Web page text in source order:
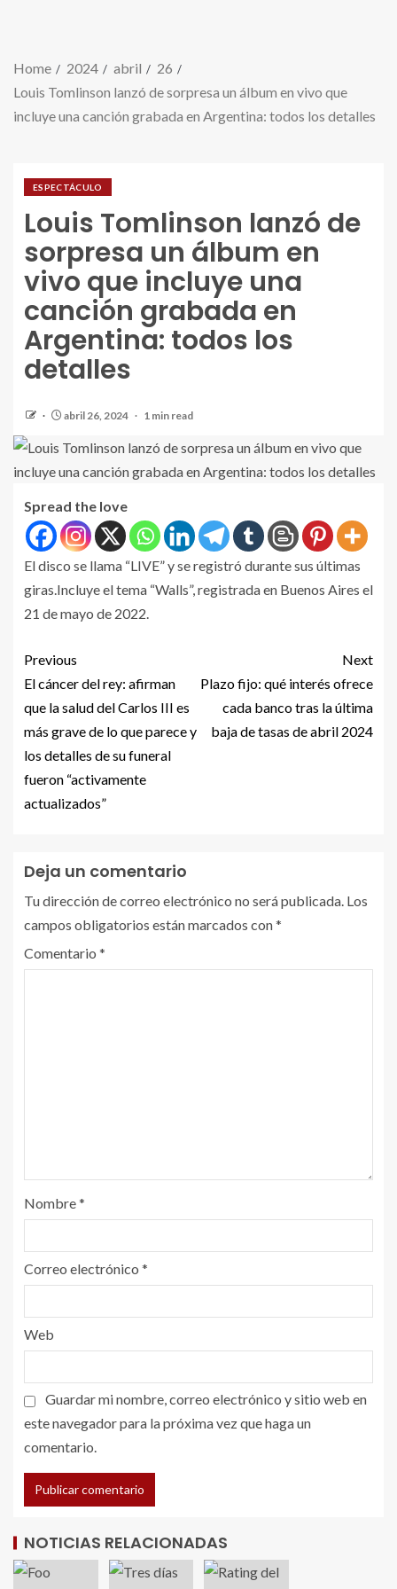
Home 2024 abril
26
Louis Tomlinson lanzó de sorpresa un álbum en vivo que
incluye una canción grabada en Argentina: todos los detalles
ESPECTÁCULO
Louis Tomlinson lanzó de
sorpresa un álbum en
vivo que incluye una
canción grabada en
Argentina: todos los
detalles
abril 26, 2024 1 min read
Spread the love
El disco se llama “LIVE” y se registró durante sus últimas
giras.Incluye el tema “Walls”, registrada en Buenos Aires el
21 de mayo de 2022.
Previous
El cáncer del rey: afirman
que la salud del Carlos III es
más grave de lo que parece y
los detalles de su funeral
fueron “activamente
actualizados”
Next
Plazo fijo: qué interés ofrece
cada banco tras la última
baja de tasas de abril 2024
Deja un comentario
Tu dirección de correo electrónico no será publicada. Los
campos obligatorios están marcados con*
Comentario *
Nombre*
Correo electrónico *
Web
Guardar mi nombre, correo electrónico y sitio web en
este navegador para la próxima vez que haga un
comentario.
NOTICIAS RELACIONADAS